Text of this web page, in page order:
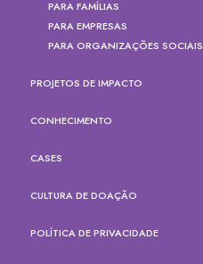
PARA FAMÍLIAS
PARA EMPRESAS
PARA ORGANIZAÇÕES SOCIAIS
PROJETOS DE IMPACTO
CONHECIMENTO
CASES
CULTURA DE DOAÇÃO
POLÍTICA DE PRIVACIDADE